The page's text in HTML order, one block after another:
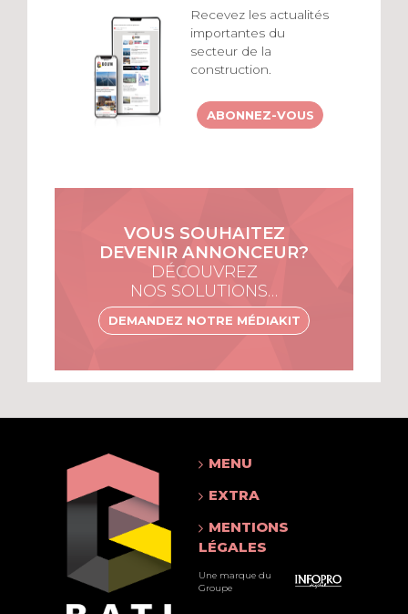
Recevez les actualités
importantes du
secteur de la
construction.
ABONNEZ-VOUS
VOUS SOUHAITEZ
DEVENIR ANNONCEUR?
DÉCOUVREZ
NOS SOLUTIONS…
DEMANDEZ NOTRE MÉDIAKIT
MENU
EXTRA
MENTIONS
LÉGALES
Une marque du
Groupe